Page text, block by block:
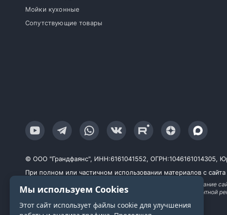
Мойки кухонные
Сопутствующие товары
© ООО "Грандфаянс", ИНН:6161041552, ОГРН:1046161014305,
При полном или частичном использовании материалов с
Продолжая работу с сайтом, вы даете согласие на использование
исследований, улучшения сервиса и предоставления релевантной
Мы используем Cookies
Этот сайт использует файлы cookie для улучшения